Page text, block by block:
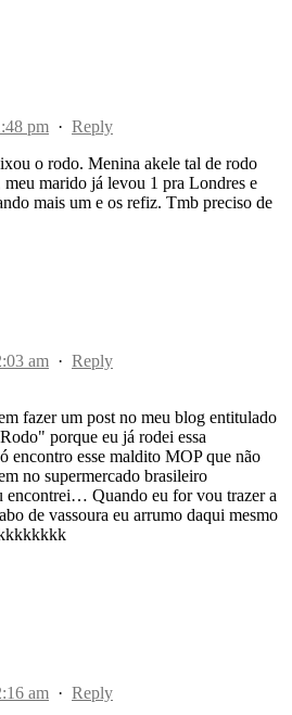
pm · Reply
o rodo. Menina akele tal de rodo
meu marido já levou 1 pra Londres e
mais um e os refiz. Tmb preciso de
am · Reply
fazer um post no meu blog entitulado
porque eu já rodei essa
encontro esse maldito MOP que não
no supermercado brasileiro
encontrei… Quando eu for vou trazer a
de vassoura eu arrumo daqui mesmo
am · Reply